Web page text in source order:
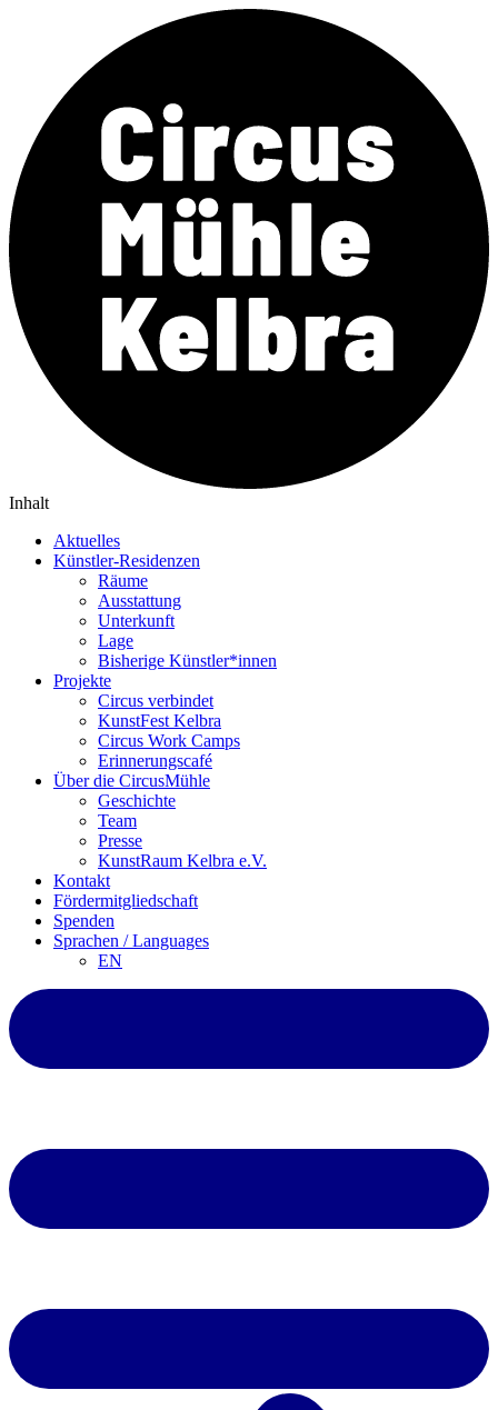
Inhalt
Aktuelles
Künstler-Residenzen
Räume
Ausstattung
Unterkunft
Lage
Bisherige Künstler*innen
Projekte
Circus verbindet
KunstFest Kelbra
Circus Work Camps
Erinnerungscafé
Über die CircusMühle
Geschichte
Team
Presse
KunstRaum Kelbra e.V.
Kontakt
Fördermitgliedschaft
Spenden
Sprachen / Languages
EN